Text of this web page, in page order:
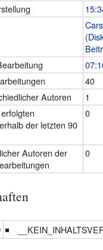
(
40
Autoren
1
der letzten 90
0
Autoren der
0